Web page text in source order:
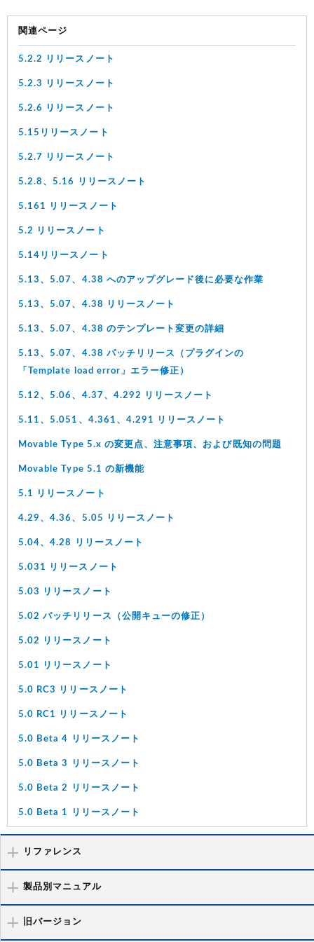
関連ページ
5.2.2 リリースノート
5.2.3 リリースノート
5.2.6 リリースノート
5.15リリースノート
5.2.7 リリースノート
5.2.8、5.16 リリースノート
5.161 リリースノート
5.2 リリースノート
5.14リリースノート
5.13、5.07、4.38 へのアップグレード後に必要な作業
5.13、5.07、4.38 リリースノート
5.13、5.07、4.38 のテンプレート変更の詳細
5.13、5.07、4.38 パッチリリース（プラグインの
「Template load error」エラー修正）
5.12、5.06、4.37、4.292 リリースノート
5.11、5.051、4.361、4.291 リリースノート
Movable Type 5.x の変更点、注意事項、および既知の問題
Movable Type 5.1 の新機能
5.1 リリースノート
4.29、4.36、5.05 リリースノート
5.04、4.28 リリースノート
5.031 リリースノート
5.03 リリースノート
5.02 パッチリリース（公開キューの修正）
5.02 リリースノート
5.01 リリースノート
5.0 RC3 リリースノート
5.0 RC1 リリースノート
5.0 Beta 4 リリースノート
5.0 Beta 3 リリースノート
5.0 Beta 2 リリースノート
5.0 Beta 1 リリースノート
リファレンス
製品別マニュアル
旧バージョン